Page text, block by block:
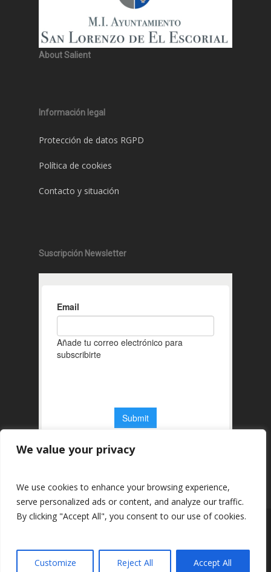
We value your privacy
We use cookies to enhance your browsing experience,
serve personalized ads or content, and analyze our traffic.
By clicking "Accept All", you consent to our use of cookies.
Customize Reject All Accept All
About Salient
Información legal
Protección de datos RGPD
Política de cookies
Contacto y situación
Suscripción Newsletter